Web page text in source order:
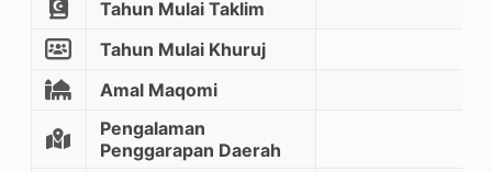
Tahun Mulai Taklim
Tahun Mulai Khuruj
Amal Maqomi
Pengalaman
Penggarapan Daerah